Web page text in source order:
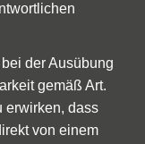
der Ausübung
gemäß Art.
erwirken, dass
von einem